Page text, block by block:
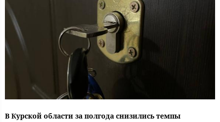
В Курской области за полгода снизились темпы